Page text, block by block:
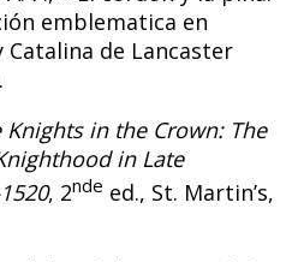
emblematica en
de Lancaster
Knights in the Crown: The
in Late
, 2nde ed., St. Martin’s,